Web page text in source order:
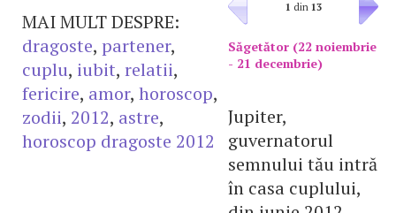
1 din 13
Săgetător (22 noiembrie
- 21 decembrie)
Jupiter,
guvernatorul
semnului tău intră
în casa cuplului,
MAI MULT DESPRE:
dragoste, partener,
cuplu, iubit, relatii,
fericire, amor, horoscop,
zodii, 2012, astre,
horoscop dragoste 2012